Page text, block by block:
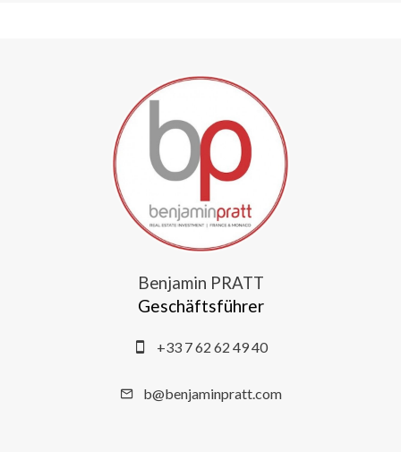
Benjamin PRATT
Geschäftsführer
+33 7 62 62 49 40
b@benjaminpratt.com